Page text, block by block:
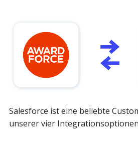
Salesforce ist eine beliebte
unserer vier